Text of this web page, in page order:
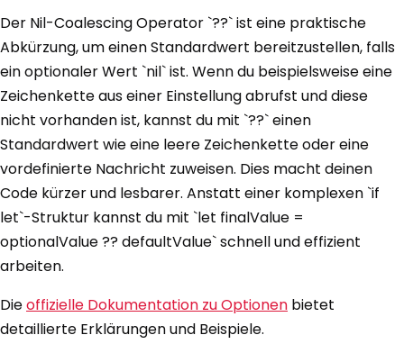
Der Nil-Coalescing Operator `??` ist eine praktische
Abkürzung, um einen Standardwert bereitzustellen, falls
ein optionaler Wert `nil` ist. Wenn du beispielsweise eine
Zeichenkette aus einer Einstellung abrufst und diese
nicht vorhanden ist, kannst du mit `??` einen
Standardwert wie eine leere Zeichenkette oder eine
vordefinierte Nachricht zuweisen. Dies macht deinen
Code kürzer und lesbarer. Anstatt einer komplexen `if
let`-Struktur kannst du mit `let finalValue =
optionalValue ?? defaultValue` schnell und effizient
arbeiten.
Dieoffizielle Dokumentation zu Optionen bietet
detaillierte Erklärungen und Beispiele.